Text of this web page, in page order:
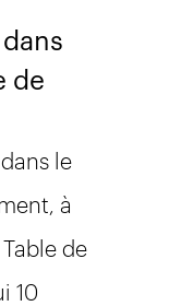
de
le
à
de
10